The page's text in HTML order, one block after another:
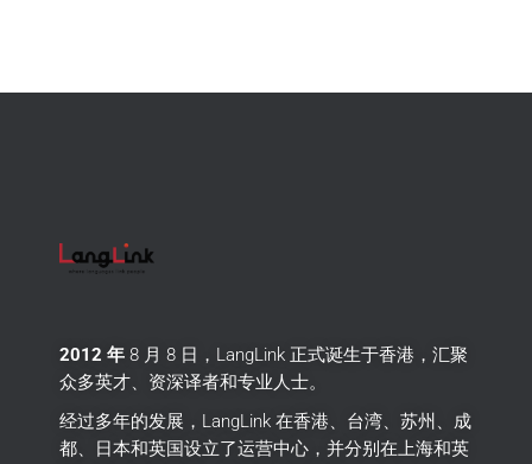
2012 年 8 月 8 日，LangLink 正式诞生于香港，汇聚
众多英才、资深译者和专业人士。
经过多年的发展，LangLink 在香港、台湾、苏州、成
都、日本和英国设立了运营中心，并分别在上海和英